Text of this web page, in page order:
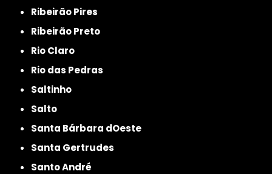
Ribeirão Pires
Ribeirão Preto
Rio Claro
Rio das Pedras
Saltinho
Salto
Santa Bárbara dOeste
Santa Gertrudes
Santo André